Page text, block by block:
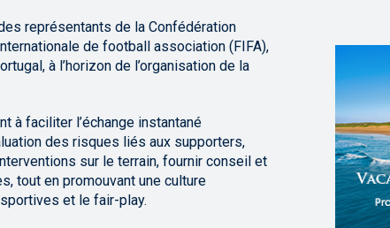
représentants de la Confédération
de football association (FIFA),
à l’horizon de l’organisation de la
à faciliter l’échange instantané
des risques liés aux supporters,
sur le terrain, fournir conseil et
tout en promouvant une culture
et le fair-play.